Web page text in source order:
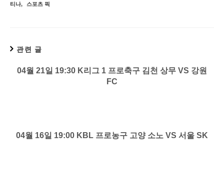
티나, 스포츠 픽
관련 글
04월 21일 19:30 K리그 1 프로축구 김천 상무 VS 강원
FC
04월 16일 19:00 KBL 프로농구 고양 소노 VS 서울 SK